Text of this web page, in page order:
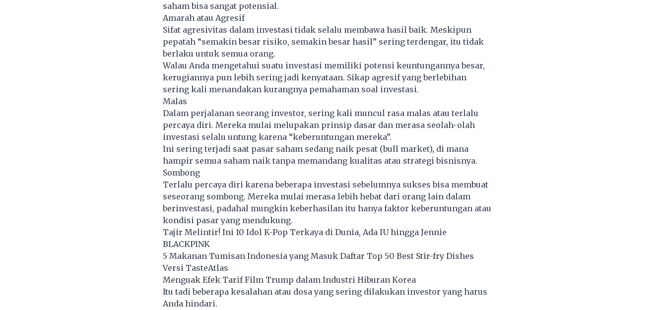
saham bisa sangat potensial.
Amarah atau Agresif
Sifat agresivitas dalam investasi tidak selalu membawa hasil baik. Meskipun
pepatah “semakin besar risiko, semakin besar hasil” sering terdengar, itu tidak
berlaku untuk semua orang.
Walau Anda mengetahui suatu investasi memiliki potensi keuntungannya besar,
kerugiannya pun lebih sering jadi kenyataan. Sikap agresif yang berlebihan
sering kali menandakan kurangnya pemahaman soal investasi.
Malas
Dalam perjalanan seorang investor, sering kali muncul rasa malas atau terlalu
percaya diri. Mereka mulai melupakan prinsip dasar dan merasa seolah-olah
investasi selalu untung karena “keberuntungan mereka”.
Ini sering terjadi saat pasar saham sedang naik pesat (bull market), di mana
hampir semua saham naik tanpa memandang kualitas atau strategi bisnisnya.
Sombong
Terlalu percaya diri karena beberapa investasi sebelumnya sukses bisa membuat
seseorang sombong. Mereka mulai merasa lebih hebat dari orang lain dalam
berinvestasi, padahal mungkin keberhasilan itu hanya faktor keberuntungan atau
kondisi pasar yang mendukung.
Tajir Melintir! Ini 10 Idol K-Pop Terkaya di Dunia, Ada IU hingga Jennie
BLACKPINK
5 Makanan Tumisan Indonesia yang Masuk Daftar Top 50 Best Stir-fry Dishes
Versi TasteAtlas
Menguak Efek Tarif Film Trump dalam Industri Hiburan Korea
Itu tadi beberapa kesalahan atau dosa yang sering dilakukan investor yang harus
Anda hindari.